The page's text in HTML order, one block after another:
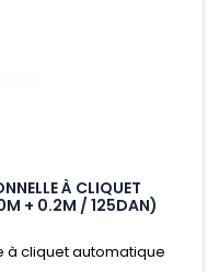
À CLIQUET
+ 0.2M / 125DAN)
à cliquet automatique